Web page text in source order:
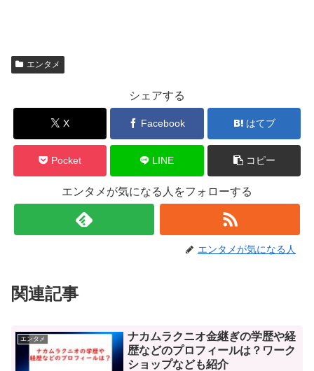
エンタメ
シェアする
X Facebook はてブ
Pocket LINE コピー
エンタメが気になる人をフォローする
エンタメが気になる人
関連記事
エンタメ
ナカムラクニオ金継ぎの学歴や経
歴などのプロフィールは？ワーク
ショップなども紹介